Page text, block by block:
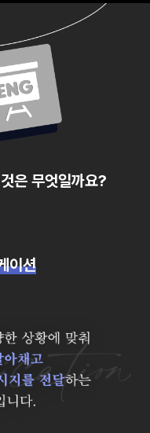
은 무엇일까요?
이션